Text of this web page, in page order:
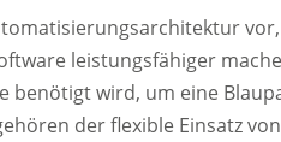
leistungsfähiger
benötigt wird, um eine
der flexible Einsatz